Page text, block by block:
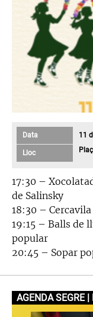
Data 11
Lloc
17:30 –
de Salinsky
18:30 –
19:15 – Balls de
popular
20:45 – Sopar
AGENDA SEGRE